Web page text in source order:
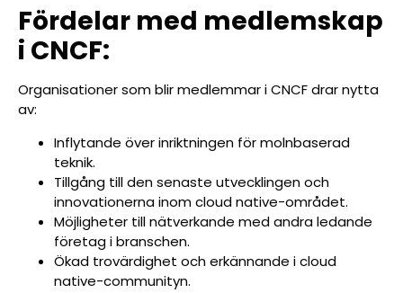
Fördelar med medlemskap
i CNCF:
Organisationer som blir medlemmar i CNCF drar nytta
av:
Inflytande över inriktningen för molnbaserad
teknik.
Tillgång till den senaste utvecklingen och
innovationerna inom cloud native-området.
Möjligheter till nätverkande med andra ledande
företag i branschen.
Ökad trovärdighet och erkännande i cloud
native-communityn.